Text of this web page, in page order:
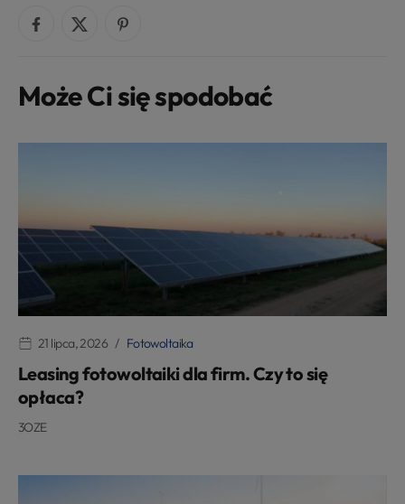
Może Ci się spodobać
21 lipca, 2026 Fotowoltaika
Leasing fotowoltaiki dla firm. Czy to się
opłaca?
3OZE